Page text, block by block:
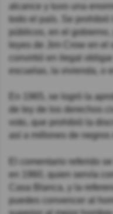
alcance y tuvo una
todo el país. Se
públicos, en el
leyes de Jim Crow en el
convirtió en ilegal
escuelas, la vivienda, o
En 1965, se logró la
de ley de los derechos
voto, que prohibió la
así a millones de negros
El comentario referido
en 1960, quien servía
Casa Blanca, y la
puedes convencer al